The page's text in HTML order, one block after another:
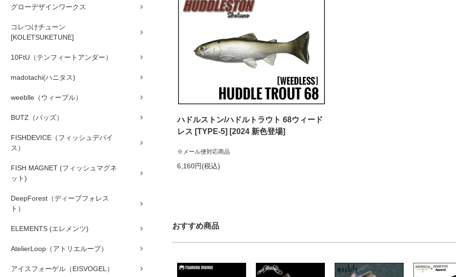
グローデザインワークス
コレつけチューン
[KOLETSUKETUNE]
10FtU（テンフィートアンダー）
madotachi(ハニタス)
weeblle（ウィーブル）
BUTZ（バッズ）
FISHDEVICE（フィッシュデバイ
ス）
FISH MAGNET (フィッシュマグネ
ット)
DeepForest（ディープフォレス
ト）
ELEMENTS (エレメンツ)
AtelierLoop（アトリエループ）
アイスフォーゲル（EISVOGEL）
ハドルストン/ハドルトラウト 68ウィード
レス [TYPE-5] [2024 新色登場]
※メール便対応商品
6,160円(税込)
おすすめ商品